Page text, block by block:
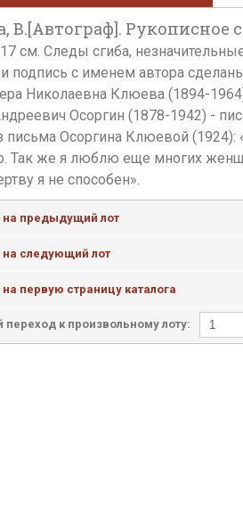
В.[Автограф]. Рукописное
17 см. Следы сгиба,
подпись с именем автора
Николаевна Клюева (1894-
Осоргин (1878-1942) -
письма Осоргина Клюевой
Так же я люблю еще многих
я не способен».
на предыдущий лот
на следующий лот
первую страницу каталога
к произвольному лоту: